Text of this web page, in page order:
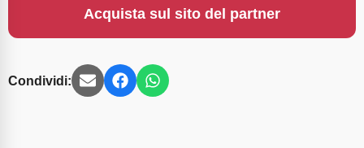
Acquista sul sito del partner
Condividi: